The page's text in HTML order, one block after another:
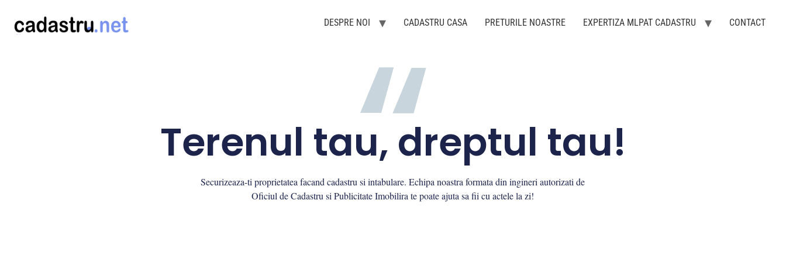
DESPRE NOI CADASTRU CASA PRETURILE NOASTRE EXPERTIZA MLPAT CADASTRU CONTACT
Terenul tau, dreptul tau!
Securizeaza-ti proprietatea facand cadastru si intabulare. Echipa noastra formata din ingineri autorizati de
Oficiul de Cadastru si Publicitate Imobilira te poate ajuta sa fii cu actele la zi!